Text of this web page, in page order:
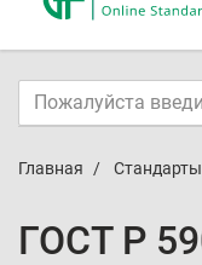
Главная
ГОСТ Р